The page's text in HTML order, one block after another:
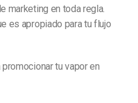
marketing en toda regla.
es apropiado para tu flujo
tu vapor en